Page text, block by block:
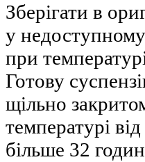
Зберігати в
у недоступному
при
Готову
щільно
температурі
більше 32